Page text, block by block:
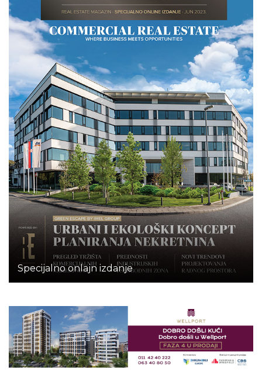
Specijalno onlajn izdanje